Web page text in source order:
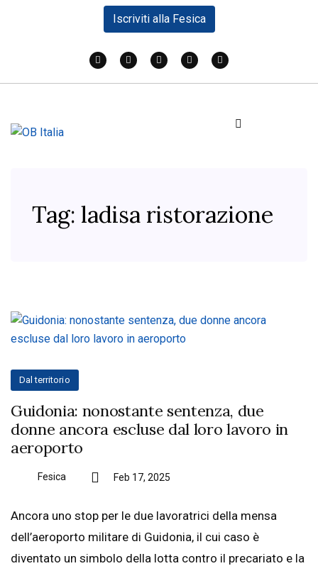
Iscriviti alla Fesica
Tag: ladisa ristorazione
Dal territorio
Guidonia: nonostante sentenza, due
donne ancora escluse dal loro lavoro in
aeroporto
Fesica Feb 17, 2025
Ancora uno stop per le due lavoratrici della mensa
dell’aeroporto militare di Guidonia, il cui caso è
diventato un simbolo della lotta contro il precariato e la